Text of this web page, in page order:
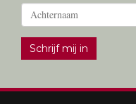
Schrijf mij in